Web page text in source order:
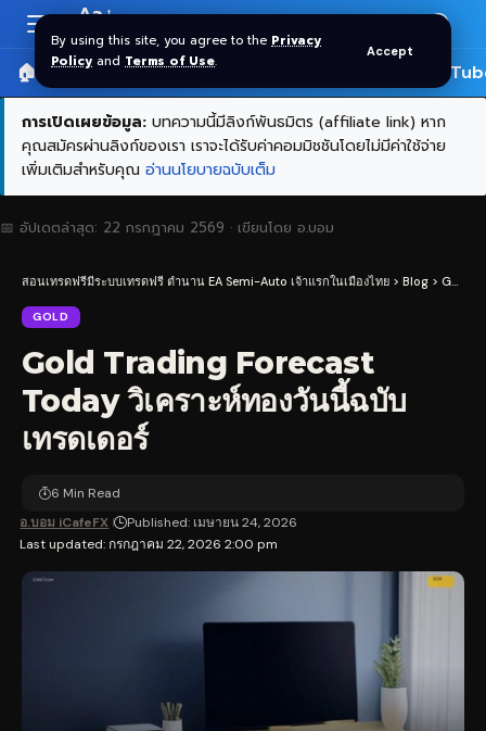
By using this site, you agree to the Privacy
Policy and Terms of Use.
Accept
Resizer
Aa
🏠 หน้าแรก ราคาทอง SPDR 🎬
การเปิดเผยข้อมูล: บทความนี้มีลิงก์พันธมิตร (affiliate link) หาก
คุณสมัครผ่านลิงก์ของเรา เราจะได้รับค่าคอมมิชชันโดยไม่มีค่าใช้จ่าย
เพิ่มเติมสำหรับคุณ อ่านนโยบายฉบับเต็ม
📅 อัปเดตล่าสุด: 22 กรกฎาคม 2569 · เขียนโดย อ.บอม
สอนเทรดฟรีมีระบบเทรดฟรี ตำนาน EA Semi-Auto เจ้าแรกในเมืองไทย > Blog > Gold
GOLD
Gold Trading Forecast
Today วิเคราะห์ทองวันนี้ฉบับ
เทรดเดอร์
Last updated: กรกฎาคม 22, 2026 2:00 pm
อ.บอม iCafeFX Published: เมษายน 24, 2026
6 Min Read